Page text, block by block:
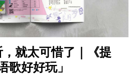
就太可惜了｜《提
歌好好玩」